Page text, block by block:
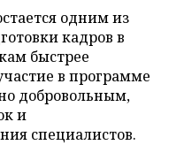
одним из
кадров в
быстрее
в программе
добровольным,
и
специалистов.